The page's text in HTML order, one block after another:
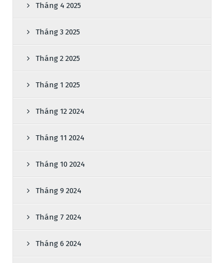
Tháng 4 2025
Tháng 3 2025
Tháng 2 2025
Tháng 1 2025
Tháng 12 2024
Tháng 11 2024
Tháng 10 2024
Tháng 9 2024
Tháng 7 2024
Tháng 6 2024